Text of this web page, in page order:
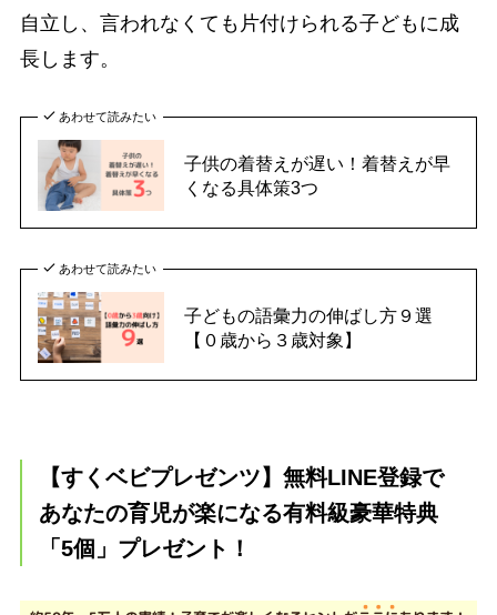
自立し、言われなくても片付けられる子どもに成
長します。
あわせて読みたい
子供の着替えが遅い！着替えが早
くなる具体策3つ
あわせて読みたい
子どもの語彙力の伸ばし方９選
【０歳から３歳対象】
【すくベビプレゼンツ】無料LINE登録で
あなたの育児が楽になる有料級豪華特典
「5個」プレゼント！